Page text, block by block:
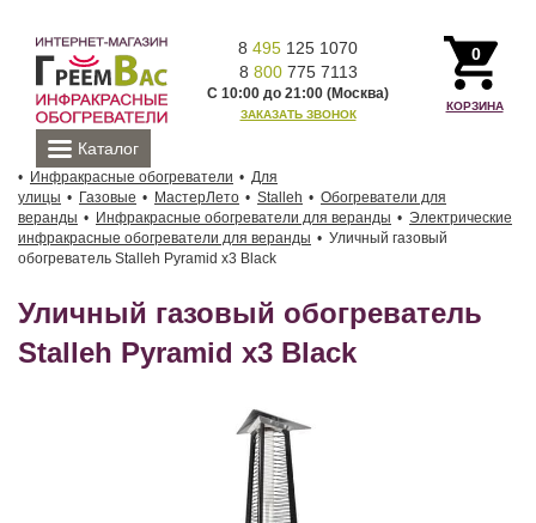
Каталог
8 495 125 1070
8 800775 7113
С 10:00 до 21:00 (Москва)
ЗАКАЗАТЬ ЗВОНОК
0
КОРЗИНА
Инфракрасные обогреватели
Для
улицы
Газовые МастерЛето Stalleh
Обогреватели для
веранды
Инфракрасные обогреватели для веранды
Электрические
инфракрасные обогреватели для веранды
Уличный газовый
обогреватель Stalleh Pyramid x3 Black
Уличный газовый обогреватель
Stalleh Pyramid x3 Black